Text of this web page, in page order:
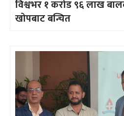
विश्वभर १ करोड ९६ लाख
खोपबाट बन्चित